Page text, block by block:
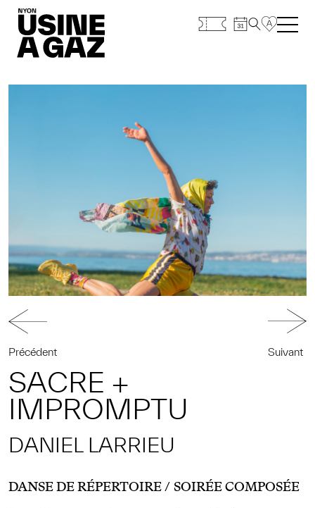
Précédent Suivant
SACRE +
IMPROMPTU
DANIEL LARRIEU
DANSE DE RÉPERTOIRE
SOIRÉE COMPOSÉE